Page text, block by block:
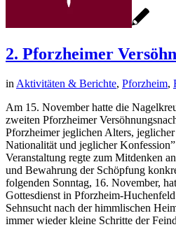
2. Pforzheimer
in Aktivitäten & Berichte, Pforzheim,
Am 15. November hatte die
zweiten Pforzheimer
Pforzheimer jeglichen Alters,
Nationalität und jeglicher
Veranstaltung regte zum Mitdenken
und Bewahrung der Schöpfung
folgenden Sonntag, 16. November,
Gottesdienst in Pforzheim-
Sehnsucht nach der himmlischen
immer wieder kleine Schritte der